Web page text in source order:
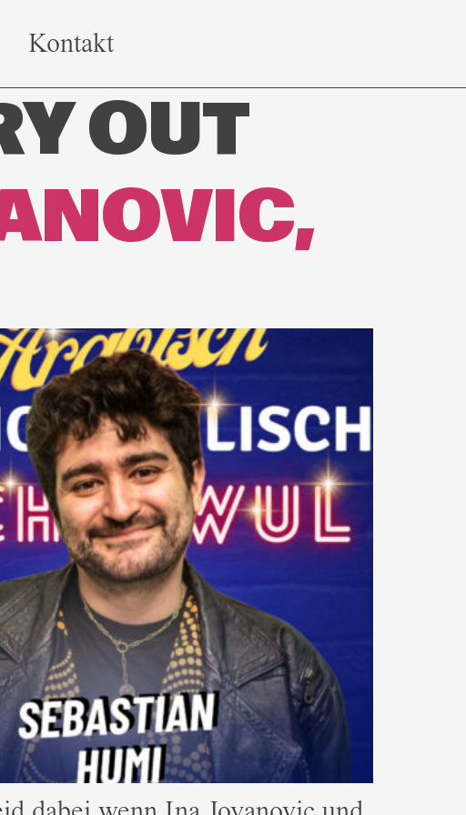
Kontakt
OUT